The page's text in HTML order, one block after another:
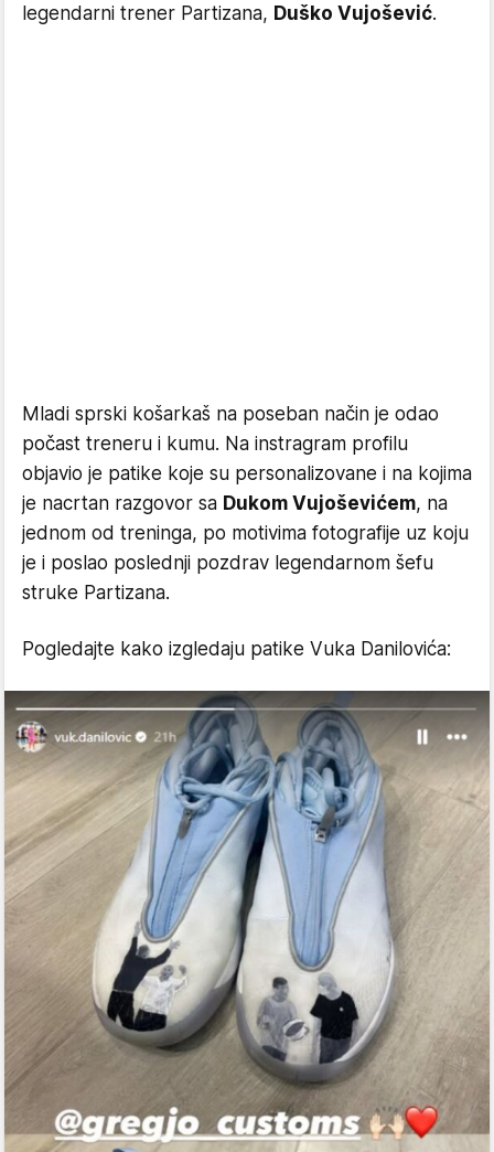
legendarni trener Partizana, Duško Vujošević.
Mladi sprski košarkaš na poseban način je odao
počast treneru i kumu. Na instragram profilu
objavio je patike koje su personalizovane i na kojima
je nacrtan razgovor sa Dukom Vujoševićem, na
jednom od treninga, po motivima fotografije uz koju
je i poslao poslednji pozdrav legendarnom šefu
struke Partizana.
Pogledajte kako izgledaju patike Vuka Danilovića: